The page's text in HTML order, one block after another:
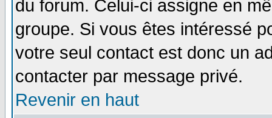
du forum. Celui-ci assigne en
groupe. Si vous êtes intéressé
votre seul contact est donc un
contacter par message privé.
Revenir en haut